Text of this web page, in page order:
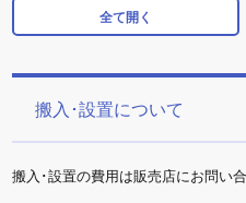
全て開く
搬入･設置について
搬入･設置の費用は販売店にお問い